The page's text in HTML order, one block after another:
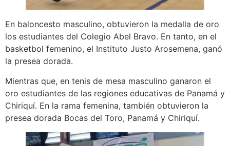
En baloncesto masculino, obtuvieron la medalla de oro
los estudiantes del Colegio Abel Bravo. En tanto, en el
basketbol femenino, el Instituto Justo Arosemena, ganó
la presea dorada.
Mientras que, en tenis de mesa masculino ganaron el
oro estudiantes de las regiones educativas de Panamá y
Chiriquí. En la rama femenina, también obtuvieron la
presea dorada Bocas del Toro, Panamá y Chiriquí.